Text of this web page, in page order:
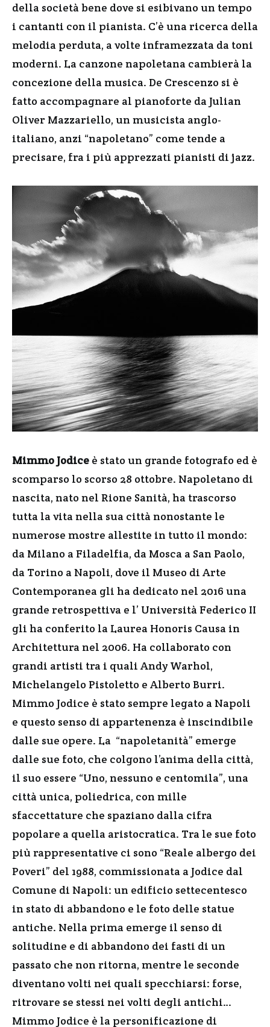
della società bene dove si esibivano un tempo
i cantanti con il pianista. C’è una ricerca della
melodia perduta, a volte inframezzata da toni
moderni. La canzone napoletana cambierà la
concezione della musica. De Crescenzo si è
fatto accompagnare al pianoforte da Julian
Oliver Mazzariello, un musicista anglo-
italiano, anzi “napoletano” come tende a
precisare, fra i più apprezzati pianisti di jazz.
Mimmo Jodice è stato un grande fotografo ed è
scomparso lo scorso 28 ottobre. Napoletano di
nascita, nato nel Rione Sanità, ha trascorso
tutta la vita nella sua città nonostante le
numerose mostre allestite in tutto il mondo:
da Milano a Filadelfia, da Mosca a San Paolo,
da Torino a Napoli, dove il Museo di Arte
Contemporanea gli ha dedicato nel 2016 una
grande retrospettiva e l’ Università Federico II
gli ha conferito la Laurea Honoris Causa in
Architettura nel 2006. Ha collaborato con
grandi artisti tra i quali Andy Warhol,
Michelangelo Pistoletto e Alberto Burri.
Mimmo Jodice è stato sempre legato a Napoli
e questo senso di appartenenza è inscindibile
dalle sue opere. La “napoletanità” emerge
dalle sue foto, che colgono l’anima della città,
il suo essere “Uno, nessuno e centomila”, una
città unica, poliedrica, con mille
sfaccettature che spaziano dalla cifra
popolare a quella aristocratica. Tra le sue foto
più rappresentative ci sono “Reale albergo dei
Poveri” del 1988, commissionata a Jodice dal
Comune di Napoli: un edificio settecentesco
in stato di abbandono e le foto delle statue
antiche. Nella prima emerge il senso di
solitudine e di abbandono dei fasti di un
passato che non ritorna, mentre le seconde
diventano volti nei quali specchiarsi: forse,
ritrovare se stessi nei volti degli antichi…
Mimmo Jodice è la personificazione di